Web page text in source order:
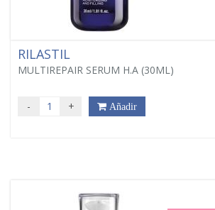
RILASTIL
MULTIREPAIR SERUM H.A (30ML)
- + Añadir